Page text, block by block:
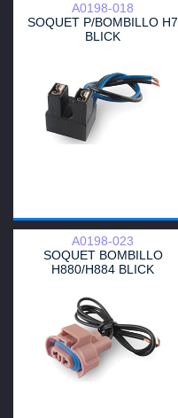
A0198-018
SOQUET P/BOMBILLO H7
BLICK
A0198-023
SOQUET BOMBILLO
H880/H884 BLICK